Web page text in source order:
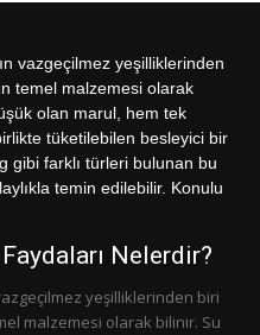
Nelerdir?
yeşilliklerinden biri
malzemesi olarak bilinir. Su